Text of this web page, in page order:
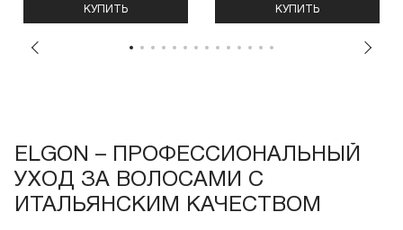
КУПИТЬ КУПИТЬ
ELGON – ПРОФЕССИОНАЛЬНЫЙ
УХОД ЗА ВОЛОСАМИ С
ИТАЛЬЯНСКИМ КАЧЕСТВОМ